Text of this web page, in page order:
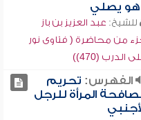
يصلي
للشيخ: عبد العزيز بن باز
من محاضرة ( فتاوى نور
الدرب (470))
الفهرس: تحريم
المرأة للرجل